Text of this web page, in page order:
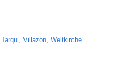
, Villazón, Weltkirche